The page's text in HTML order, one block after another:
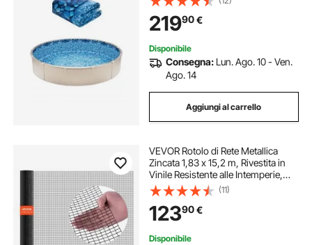
Pollici Stile Duobead, Rivestimento
Piscina in Materiale Vinile
21990€
Disponibile
Consegna: Lun. Ago. 10 - Ven.
Ago. 14
Aggiungi al carrello
VEVOR Rotolo di Rete Metallica
Zincata 1,83 x 15,2 m, Rivestita in
Vinile Resistente alle Intemperie,
Recinzione Saldata per Piante da
Giardino Resistente per Gabbie per
Conigli e Serpenti
(11)
12390€
Disponibile